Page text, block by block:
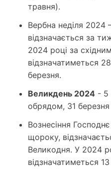
травня).
Вербна неділя 2024
відзначається за
2024 році за
відзначатиметься
березня.
Великдень 2024 - 5
обрядом, 31 березня
Вознесіння
щороку,
Великодня. У 2024
відзначатиметься